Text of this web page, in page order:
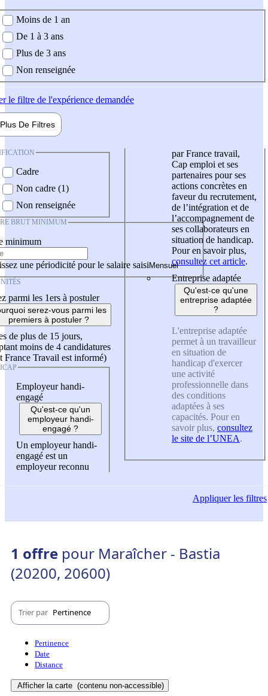
demandée
Moins de 1 an
De 1 à 3 ans
Plus de 3 ans
Non renseignée
le filtre de l'expérience demandée
Plus De Filtres
Cadre
Non cadre (1)
Non renseignée
BRUT MINIMUM
minimum
une périodicité pour le salaire saisi
parmi les 1ers à postuler
serez-vous parmi les
premiers à postuler ?
de plus de 15 jours,
moins de 4 candidatures
France Travail est informé)
Employeur handi-
engagé
Qu'est-ce qu'un
employeur handi-
engagé ?
Un employeur handi-
engagé est un
employeur reconnu
par France travail,
Cap emploi et ses
partenaires pour ses
actions concrètes en
faveur du recrutement,
de l’intégration et de
l’accompagnement de
ses collaborateurs en
situation de handicap.
Pour en savoir plus,
consultez cet article.
Entreprise adaptée
Qu'est-ce qu'une
entreprise adaptée
?
L'entreprise adaptée
permet à un travailleur
en situation de
handicap d'exercer
une activité
professionnelle dans
des conditions
adaptées à ses
capacités. Pour en
savoir plus, consultez
le site de l’UNEA.
Appliquerles filtres
1 offre pour Maraîcher - Bastia
(20200, 20600)
Trier par Pertinence
Pertinence
Date
Distance
Afficher la carte (contenu non-accessible)